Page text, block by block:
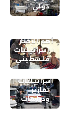
دولي
أهم الاخبار
إسرائيليات
فلسطيني
إسرائيليات
تقارير
ودراسات